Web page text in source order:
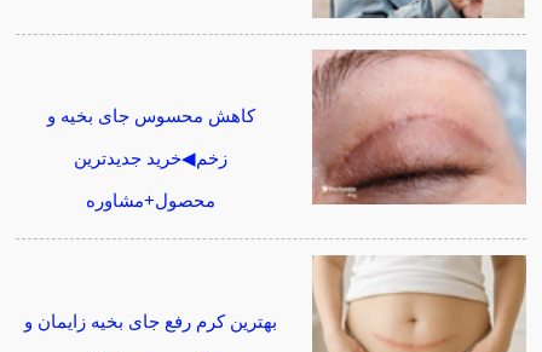
کاهش محسوس جای بخیه و
زخم◀خرید جدیدترین
محصول+مشاوره
بهترین کرم رفع جای بخیه زایمان و